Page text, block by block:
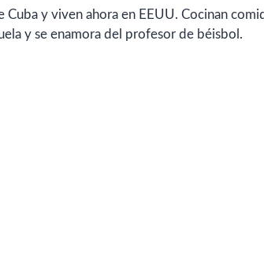
Cuba y viven ahora en EEUU. Cocinan
y se enamora del profesor de béisbol.